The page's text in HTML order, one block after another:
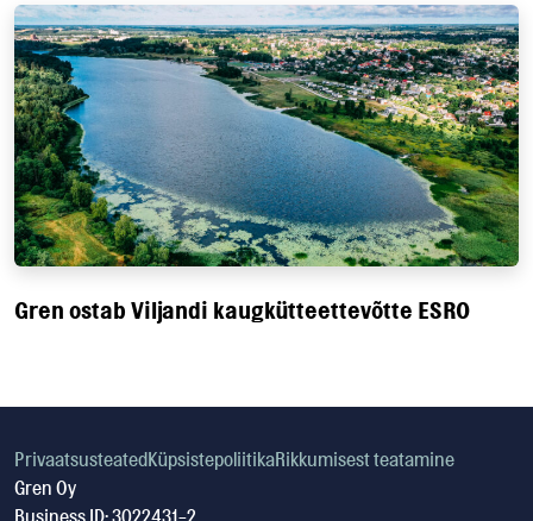
Gren ostab Viljandi kaugkütteettevõtte ESRO
PrivaatsusteatedKüpsistepoliitikaRikkumisest teatamine
Gren Oy
Business ID: 3022431-2